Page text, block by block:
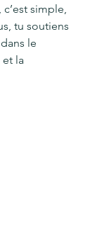
simple,
tu soutiens
le
la